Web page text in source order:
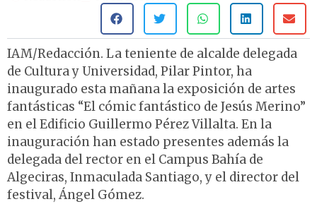
IAM/Redacción. La teniente de alcalde delegada
de Cultura y Universidad, Pilar Pintor, ha
inaugurado esta mañana la exposición de artes
fantásticas “El cómic fantástico de Jesús Merino”
en el Edificio Guillermo Pérez Villalta. En la
inauguración han estado presentes además la
delegada del rector en el Campus Bahía de
Algeciras, Inmaculada Santiago, y el director del
festival, Ángel Gómez.